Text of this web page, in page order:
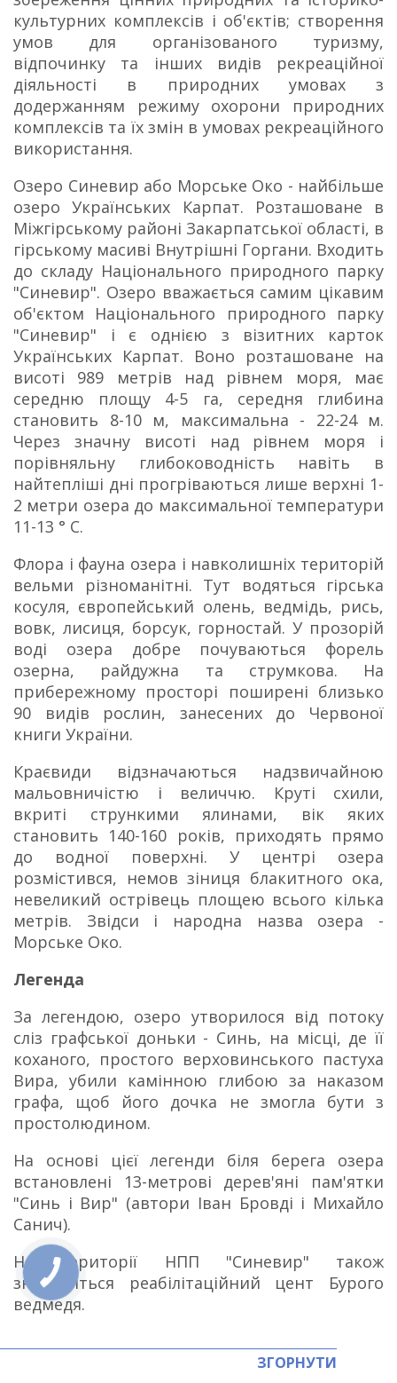
культурних комплексів і об'єктів; створення
умов для організованого туризму,
відпочинку та інших видів рекреаційної
діяльності в природних умовах з
додержанням режиму охорони природних
комплексів та їх змін в умовах рекреаційного
використання.
Озеро Синевир або Морське Око - найбільше
озеро Українських Карпат. Розташоване в
Міжгірському районі Закарпатської області, в
гірському масиві Внутрішні Горгани. Входить
до складу Національного природного парку
"Синевир". Озеро вважається самим цікавим
об'єктом Національного природного парку
"Синевир" і є однією з візитних карток
Українських Карпат. Воно розташоване на
висоті 989 метрів над рівнем моря, має
середню площу 4-5 га, середня глибина
становить 8-10 м, максимальна - 22-24 м.
Через значну висоті над рівнем моря і
порівняльну глибоководність навіть в
найтепліші дні прогріваються лише верхні 1-
2 метри озера до максимальної температури
11-13 ° С.
Флора і фауна озера і навколишніх територій
вельми різноманітні. Тут водяться гірська
косуля, європейський олень, ведмідь, рись,
вовк, лисиця, борсук, горностай. У прозорій
воді озера добре почуваються форель
озерна, райдужна та струмкова. На
прибережному просторі поширені близько
90 видів рослин, занесених до Червоної
книги України.
Краєвиди відзначаються надзвичайною
мальовничістю і величчю. Круті схили,
вкриті стрункими ялинами, вік яких
становить 140-160 років, приходять прямо
до водної поверхні. У центрі озера
розмістився, немов зіниця блакитного ока,
невеликий острівець площею всього кілька
метрів. Звідси і народна назва озера -
Морське Око.
Легенда
За легендою, озеро утворилося від потоку
сліз графської доньки - Синь, на місці, де її
коханого, простого верховинського пастуха
Вира, убили камінною глибою за наказом
графа, щоб його дочка не змогла бути з
простолюдином.
На основі цієї легенди біля берега озера
встановлені 13-метрові дерев'яні пам'ятки
"Синь і Вир" (автори Іван Бровді і Михайло
Санич).
На території НПП "Синевир" також
знаходиться реабілітаційний цент Бурого
ведмедя.
ЗГОРНУТИ